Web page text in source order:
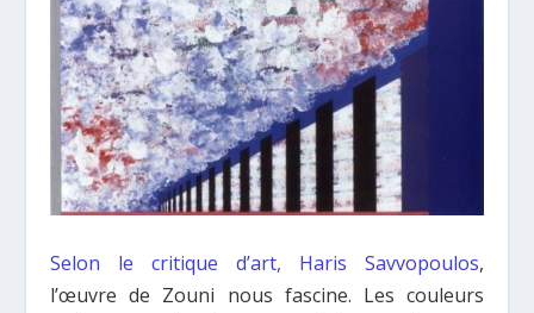
Selon le critique d’art, Haris Savvopoulos,
l’œuvre de Zouni nous fascine. Les couleurs